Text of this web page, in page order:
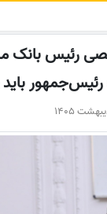
رئیس بانک
باید